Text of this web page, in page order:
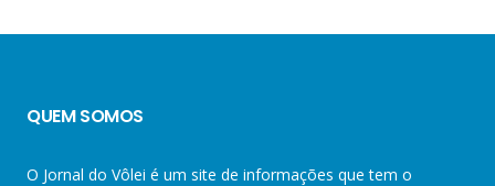
QUEM SOMOS
O Jornal do Vôlei é um site de informações que tem o